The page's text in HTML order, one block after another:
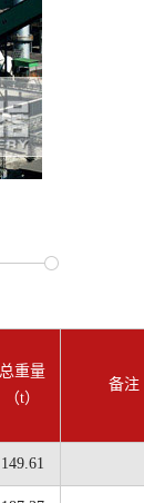
总重量
（t）
备注
149.61